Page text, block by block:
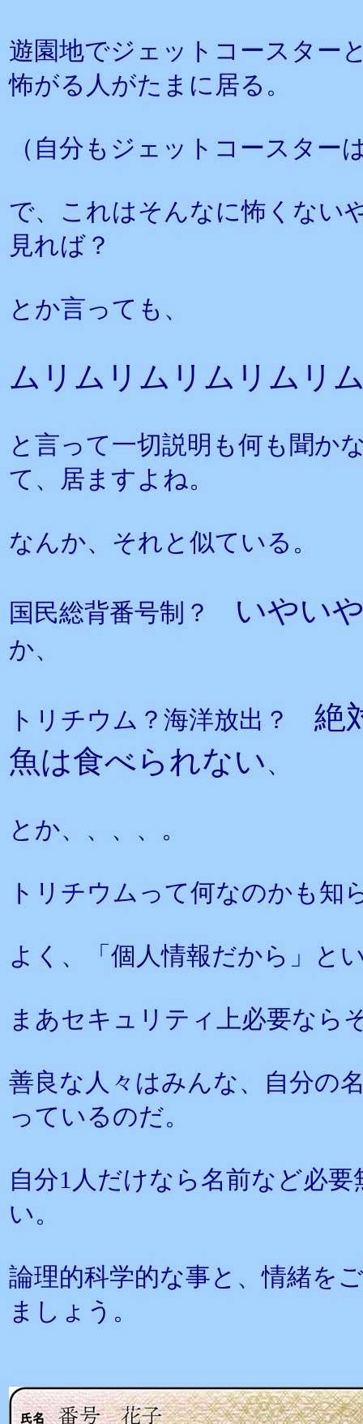
遊園地でジェットコースター
怖がる人がたまに居る。
（自分もジェットコースター
で、これはそんなに怖くない
見れば？
とか言っても、
ムリムリムリムリムリ
と言って一切説明も何も聞か
て、居ますよね。
なんか、それと似ている。
国民総背番号制？ いやい
か、
トリチウム？海洋放出？ 絶
魚は食べられない、
とか、、、、。
トリチウムって何なのかも知
よく、「個人情報だから」と
まあセキュリティ上必要なら
善良な人々はみんな、自分の
っているのだ。
自分1人だけなら名前など必
い。
論理的科学的な事と、情緒を
ましょう。